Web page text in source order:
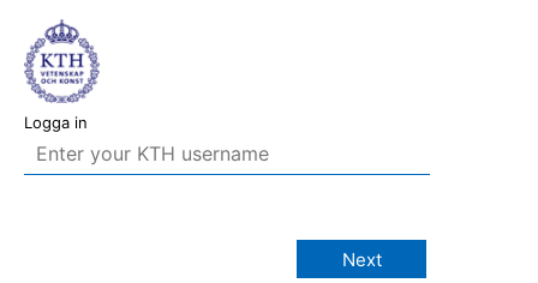
Logga in
Next